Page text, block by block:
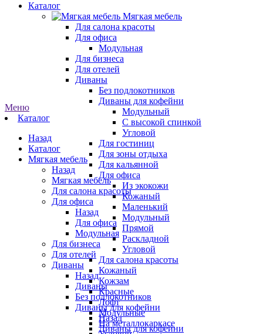
Каталог
Мягкая мебель
Для салона красоты
Для офиса
Модульная
Для бизнеса
Для отелей
Диваны
Без подлокотников
Диваны для кофейни
Модульный
С высокой спинкой
Угловой
Для гостиниц
Для зоны отдыха
Для кальянной
Для офиса
Из экокожи
Кожаный
Маленький
Модульный
Прямой
Раскладной
Угловой
Для салона красоты
Кожаный
Кожзам
Красные
Лофт
Модульные
На металлокаркасе
Меню
Каталог
Назад
Каталог
Мягкая мебель
Назад
Мягкая мебель
Для салона красоты
Для офиса
Назад
Для офиса
Модульная
Для бизнеса
Для отелей
Диваны
Назад
Диваны
Без подлокотников
Диваны для кофейни
Назад
Диваны для кофейни